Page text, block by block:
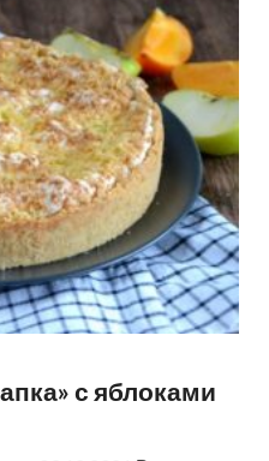
с яблоками